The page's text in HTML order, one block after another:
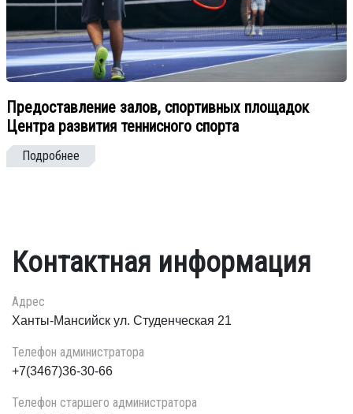
Предоставление залов, спортивных площадок
Центра развития теннисного спорта
Подробнее
Контактная информация
Адрес
Ханты-Мансийск ул. Студенческая 21
Телефон администратора
+7(3467)36-30-66
Телефон старшего администратора